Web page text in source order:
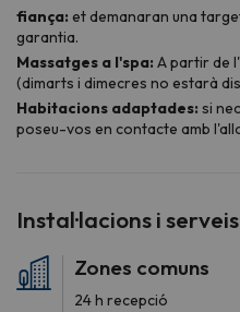
Instal·lacions i serveis
Zones comuns
24 h recepció